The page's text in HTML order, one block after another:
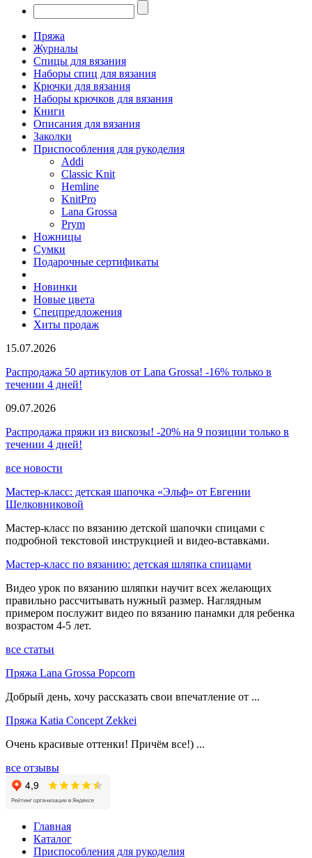
Пряжа
Журналы
Спицы для вязания
Наборы спиц для вязания
Крючки для вязания
Наборы крючков для вязания
Книги
Описания для вязания
Заколки
Приспособления для рукоделия
Addi
Classic Knit
Hemline
KnitPro
Lana Grossa
Prym
Ножницы
Сумки
Подарочные сертификаты
Новинки
Новые цвета
Спецпредложения
Хиты продаж
15.07.2026
Распродажа 50 артикулов от Lana Grossa! -16% только в
течении 4 дней!
09.07.2026
Распродажа пряжи из вискозы! -20% на 9 позиции только в
течении 4 дней!
все новости
Мастер-класс: детская шапочка «Эльф» от Евгении
Шелковниковой
Мастер-класс по вязанию детской шапочки спицами с
подробной текстовой инструкцией и видео-вставками.
Мастер-класс по вязанию: детская шляпка спицами
Видео урок по вязанию шляпки научит всех желающих
правильно рассчитывать нужный размер. Наглядным
примером послужит видео по вязанию панамки для ребенка
возрастом 4-5 лет.
все статьи
Пряжа Lana Grossa Popcorn
Добрый день, хочу рассказать свои впечатление от ...
Пряжа Katia Concept Zekkei
Очень красивые оттенки! Причём все!) ...
все отзывы
Главная
Каталог
Приспособления для рукоделия